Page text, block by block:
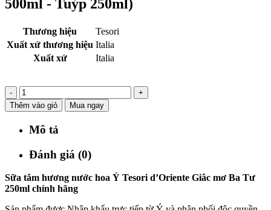
500ml - Tuýp 250ml)
Thương hiệu
Tesori
Xuất xứ thương hiệu Italia
Xuất xứ
Italia
-
+
Thêm vào giỏ
Mua ngay
Mô tả
Đánh giá (0)
Sữa tắm hương nước hoa Ý Tesori d’Oriente Giâc mơ Ba Tư
250ml chính hãng